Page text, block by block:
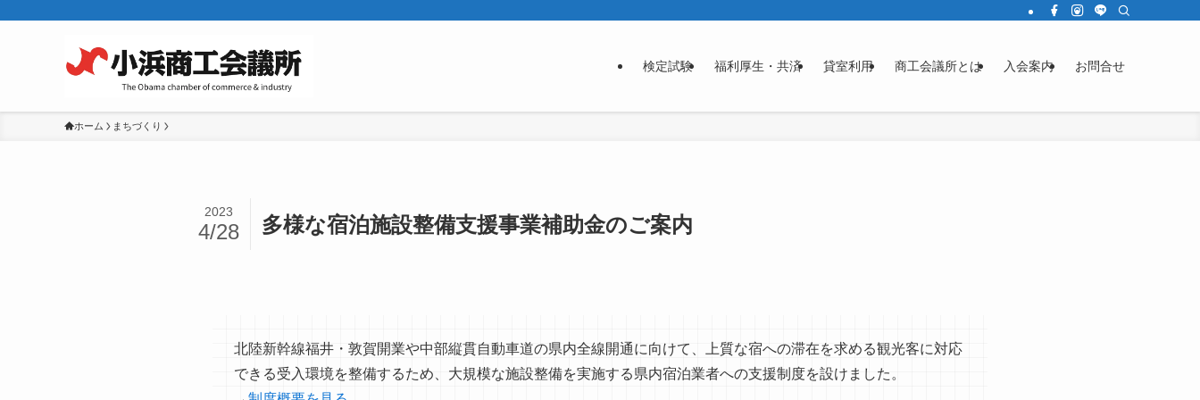
検定試験 福利厚生・共済 貸室利用 商工会議所とは 入会案内 お問合せ
ホーム まちづくり
多様な宿泊施設整備支援事業補助金のご案内
2023
4/28
北陸新幹線福井・敦賀開業や中部縦貫自動車道の県内全線開通に向けて、上質な宿への滞在を求める観光客に対応
できる受入環境を整備するため、大規模な施設整備を実施する県内宿泊業者への支援制度を設けました。